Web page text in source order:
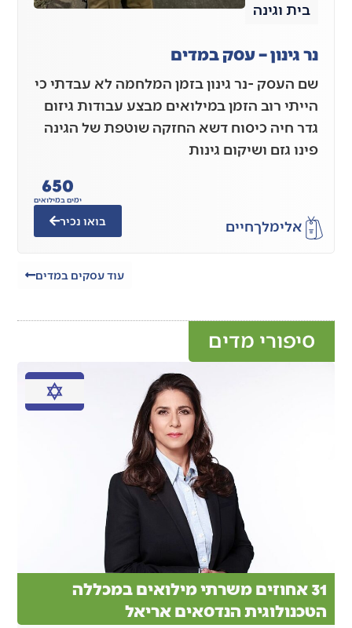
בית וגינה
נר גינון – עסק במדים
שם העסק -נר גינון בזמן המלחמה לא עבדתי כי
הייתי רוב הזמן במילואים מבצע עבודות גיזום
גדר חיה כיסוח דשא החזקה שוטפת של הגינה
פינו גזם ושיקום גינות
אלימלךחיים
ימים במילואים
650
בואו נכיר
עוד עסקים במדים
סיפורי מדים
31 אחוזים משרתי מילואים במכללה
הטכנולוגית הנדסאים אריאל